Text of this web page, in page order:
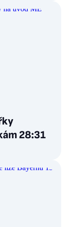
28:31